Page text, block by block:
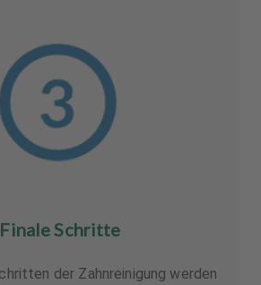
Finale Schritte
der Zahnreinigung werden